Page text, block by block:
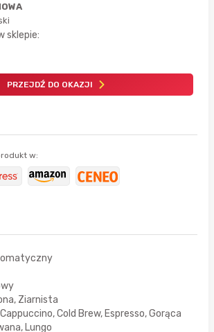
sklepie:
PRZEJDŹ DO OKAZJI
w:
Ziarnista
Cold Brew, Espresso, Gorąca
Lungo